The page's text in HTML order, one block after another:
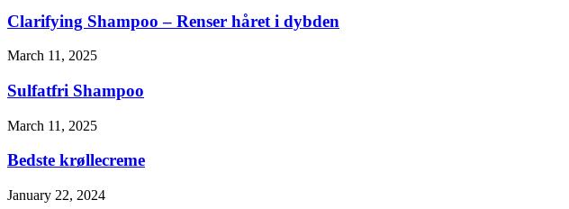
Clarifying Shampoo – Renser håret i dybden
March 11, 2025
Sulfatfri Shampoo
March 11, 2025
Bedste krøllecreme
January 22, 2024